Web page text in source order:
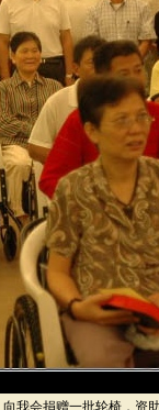
我会捐赠一批轮椅，